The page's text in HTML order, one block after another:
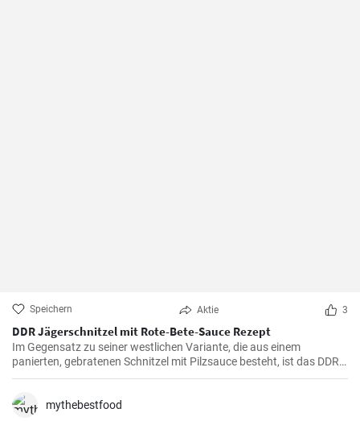
Speichern Aktie 3
DDR Jägerschnitzel mit Rote-Bete-Sauce Rezept
Im Gegensatz zu seiner westlichen Variante, die aus einem
panierten, gebratenen Schnitzel mit Pilzsauce besteht, ist das DDR-
Jägerschnitzel ein paniertes Jagdwurstschnitzel mit
Mahlzeit für die ganze Familie oder Freunde bietet.
mythebestfood